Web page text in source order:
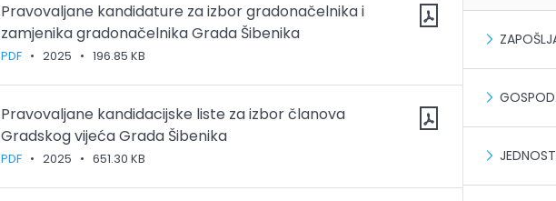
Pravovaljane kandidature za izbor gradonačelnika i
zamjenika gradonačelnika Grada Šibenika
PDF • 2025 • 196.85 KB
Pravovaljane kandidacijske liste za izbor članova
Gradskog vijeća Grada Šibenika
PDF • 2025 • 651.30 KB